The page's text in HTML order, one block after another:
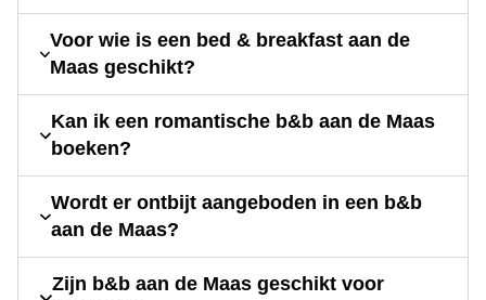
Voor wie is een bed & breakfast aan de
Maas geschikt?
Kan ik een romantische b&b aan de Maas
boeken?
Wordt er ontbijt aangeboden in een b&b
aan de Maas?
Zijn b&b aan de Maas geschikt voor